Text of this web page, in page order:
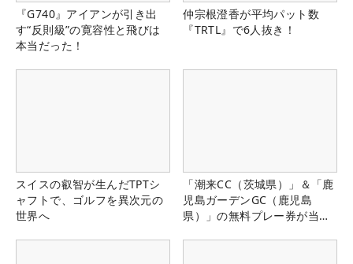
『G740』アイアンが引き出
す“反則級”の寛容性と飛びは
本当だった！
仲宗根澄香が平均パット数
『TRTL』で6人抜き！
スイスの叡智が生んだTPTシ
ャフトで、ゴルフを異次元の
世界へ
「潮来CC（茨城県）」＆「鹿
児島ガーデンGC（鹿児島
県）」の無料プレー券が当た